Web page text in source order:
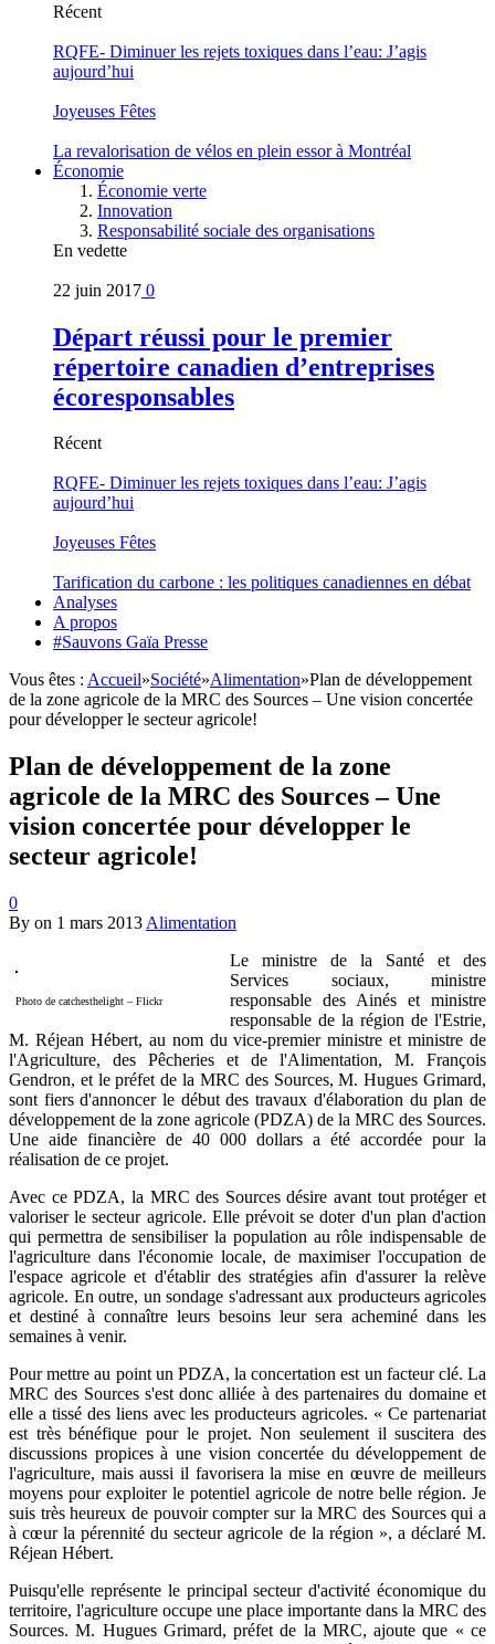
Récent
RQFE- Diminuer les rejets toxiques dans l’eau: J’agis
aujourd’hui
Joyeuses Fêtes
La revalorisation de vélos en plein essor à Montréal
Économie
Économie verte
Innovation
Responsabilité sociale des organisations
En vedette
22 juin 2017 0
Départ réussi pour le premier
répertoire canadien d’entreprises
écoresponsables
Récent
RQFE- Diminuer les rejets toxiques dans l’eau: J’agis
aujourd’hui
Joyeuses Fêtes
Tarification du carbone : les politiques canadiennes en débat
Analyses
A propos
#Sauvons Gaïa Presse
Vous êtes : Accueil»Société»Alimentation»Plan de développement
de la zone agricole de la MRC des Sources – Une vision concertée
pour développer le secteur agricole!
Plan de développement de la zone
agricole de la MRC des Sources – Une
vision concertée pour développer le
secteur agricole!
0
By on 1 mars 2013 Alimentation
Photo de catchesthelight – Flickr
Le ministre de la Santé et des
Services sociaux, ministre
responsable des Ainés et ministre
responsable de la région de l'Estrie,
M. Réjean Hébert, au nom du vice-premier ministre et ministre de
l'Agriculture, des Pêcheries et de l'Alimentation, M. François
Gendron, et le préfet de la MRC des Sources, M. Hugues Grimard,
sont fiers d'annoncer le début des travaux d'élaboration du plan de
développement de la zone agricole (PDZA) de la MRC des Sources.
Une aide financière de 40 000 dollars a été accordée pour la
réalisation de ce projet.
Avec ce PDZA, la MRC des Sources désire avant tout protéger et
valoriser le secteur agricole. Elle prévoit se doter d'un plan d'action
qui permettra de sensibiliser la population au rôle indispensable de
l'agriculture dans l'économie locale, de maximiser l'occupation de
l'espace agricole et d'établir des stratégies afin d'assurer la relève
agricole. En outre, un sondage s'adressant aux producteurs agricoles
et destiné à connaître leurs besoins leur sera acheminé dans les
semaines à venir.
Pour mettre au point un PDZA, la concertation est un facteur clé. La
MRC des Sources s'est donc alliée à des partenaires du domaine et
elle a tissé des liens avec les producteurs agricoles. « Ce partenariat
est très bénéfique pour le projet. Non seulement il suscitera des
discussions propices à une vision concertée du développement de
l'agriculture, mais aussi il favorisera la mise en œuvre de meilleurs
moyens pour exploiter le potentiel agricole de notre belle région. Je
suis très heureux de pouvoir compter sur la MRC des Sources qui a
à cœur la pérennité du secteur agricole de la région », a déclaré M.
Réjean Hébert.
Puisqu'elle représente le principal secteur d'activité économique du
territoire, l'agriculture occupe une place importante dans la MRC des
Sources. M. Hugues Grimard, préfet de la MRC, ajoute que « ce